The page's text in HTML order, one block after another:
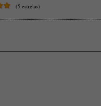
(5 estrelas)